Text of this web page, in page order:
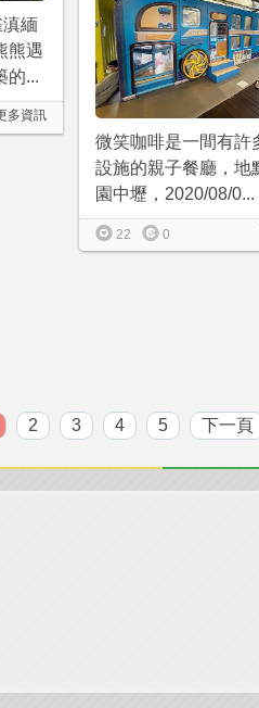
緬
熊遇
的...
多資訊
微笑咖啡是一間有許
設施的親子餐廳，地
園中壢，2020/08/0...
22 0
2 3 4 5 下一頁